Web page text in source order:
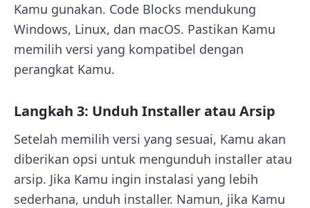
Kamu gunakan. Code Blocks mendukung
Windows, Linux, dan macOS. Pastikan Kamu
memilih versi yang kompatibel dengan
perangkat Kamu.
Langkah 3: Unduh Installer atau Arsip
Setelah memilih versi yang sesuai, Kamu akan
diberikan opsi untuk mengunduh installer atau
arsip. Jika Kamu ingin instalasi yang lebih
sederhana, unduh installer. Namun, jika Kamu